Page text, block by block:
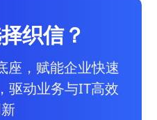
织信？
座，赋能企业快速
驱动业务与IT高效